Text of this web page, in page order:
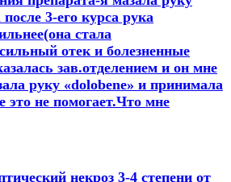
3-его курса рука
стала
отек и болезненные
зав.отделением и он мне
руку «dolobene» и принимала
это не помогает.Что мне
некроз 3-4 степени от